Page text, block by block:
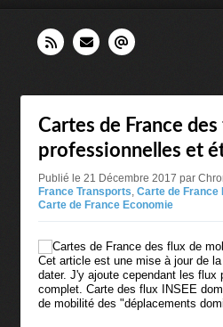
Cartes de France
professionnelles et
Publié le 21 Décembre 2017 par
France Transports, Carte de France
Carte de France Economie
Cet article est une mise à jour de
dater. J'y ajoute cependant les
complet. Carte des flux INSEE
de mobilité des "déplacements